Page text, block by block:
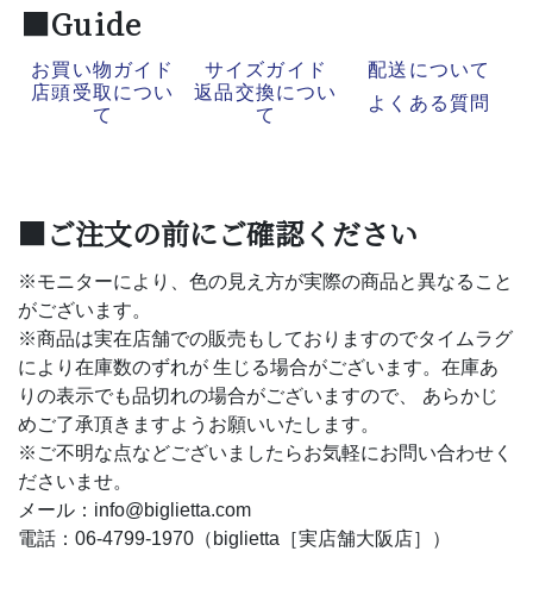
■Guide
お買い物ガイド サイズガイド
配送について
店頭受取につい
て
返品交換につい
て
よくある質問
■ご注文の前にご確認ください
※モニターにより、色の見え方が実際の商品と異なること
がございます。
※商品は実在店舗での販売もしておりますのでタイムラグ
により在庫数のずれが 生じる場合がございます。在庫あ
りの表示でも品切れの場合がございますので、 あらかじ
めご了承頂きますようお願いいたします。
※ご不明な点などございましたらお気軽にお問い合わせく
ださいませ。
メール：info@biglietta.com
電話：06-4799-1970（biglietta［実店舗大阪店］）